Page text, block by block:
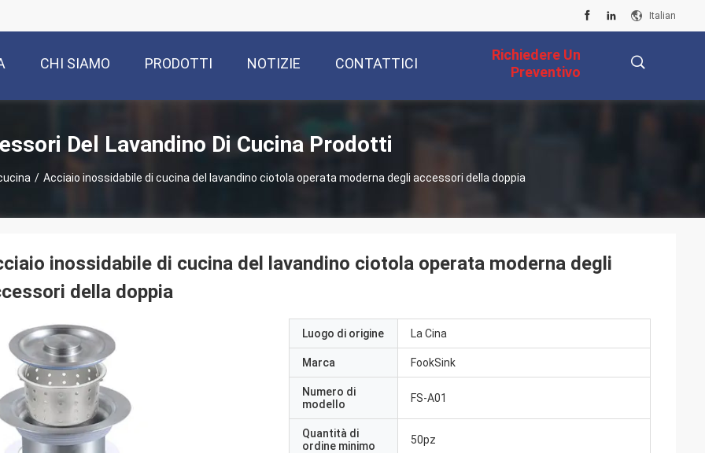
Italian
CHI SIAMO PRODOTTI NOTIZIE CONTATTICI
Richiedere Un
Preventivo
Del Lavandino Di Cucina Prodotti
/ Acciaio inossidabile di cucina del lavandino ciotola operata moderna degli accessori della doppia
inossidabile di cucina del lavandino ciotola operata moderna degli
della doppia
Luogo di origine La Cina
Marca FookSink
Numero di
modello
FS-A01
Quantità di
ordine minimo
50pz